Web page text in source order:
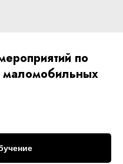
по
маломобильных